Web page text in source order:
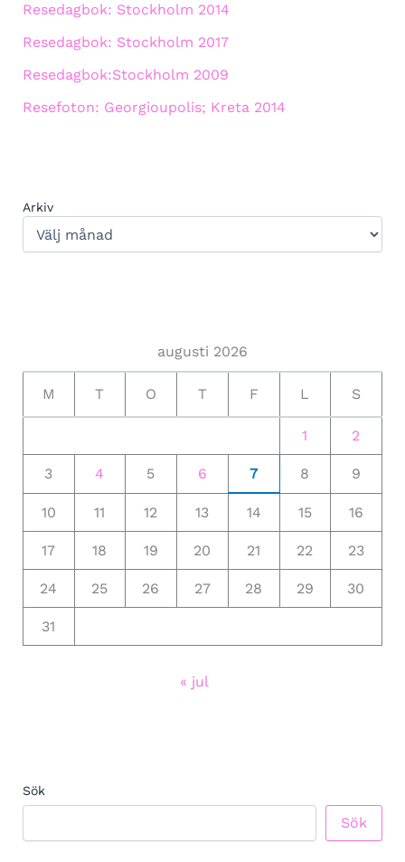
Resedagbok: Stockholm 2014
Resedagbok: Stockholm 2017
Resedagbok:Stockholm 2009
Resefoton: Georgioupolis; Kreta 2014
Arkiv
augusti 2026
M T O T F L S
1 2
3 4 5 6 7 8 9
10 11 12 13 14 15 16
17 18 19 20 21 22 23
24 25 26 27 28 29 30
31
« jul
Sök
Sök